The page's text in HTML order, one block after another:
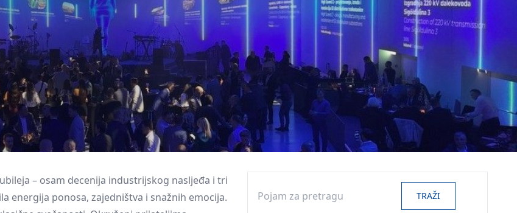
– osam decenija industrijskog nasljeđa i tri
energija ponosa, zajedništva i snažnih emocija.
TRAŽI